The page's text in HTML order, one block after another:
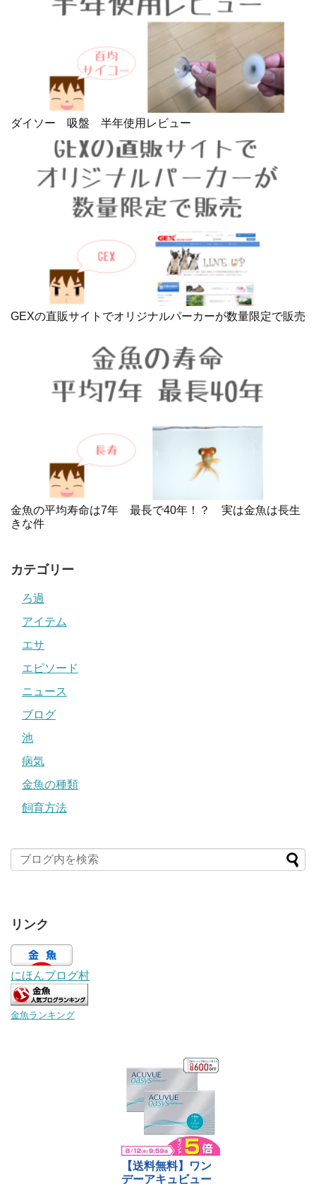
ダイソー 吸盤 半年使用レビュー
GEXの直販サイトでオリジナルパーカーが数量限定で販売
金魚の平均寿命は7年 最長で40年！？ 実は金魚は長生
きな件
カテゴリー
ろ過
アイテム
エサ
エピソード
ニュース
ブログ
池
病気
金魚の種類
飼育方法
リンク
にほんブログ村
金魚ランキング